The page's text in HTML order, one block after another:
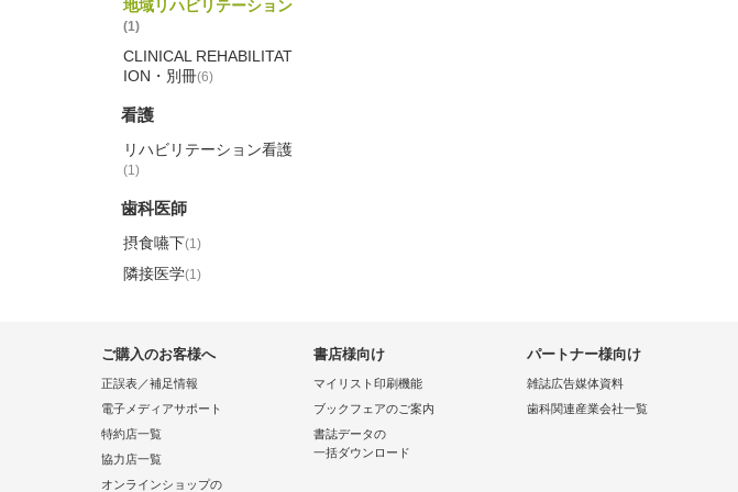
地域リハビリテーション
(1)
CLINICAL REHABILITAT
ION・別冊(6)
看護
リハビリテーション看護
(1)
歯科医師
摂食嚥下(1)
隣接医学(1)
ご購入のお客様へ
正誤表／補足情報
電子メディアサポート
特約店一覧
協力店一覧
オンラインショップの
書店様向け
マイリスト印刷機能
ブックフェアのご案内
書誌データの
一括ダウンロード
パートナー様向け
雑誌広告媒体資料
歯科関連産業会社一覧